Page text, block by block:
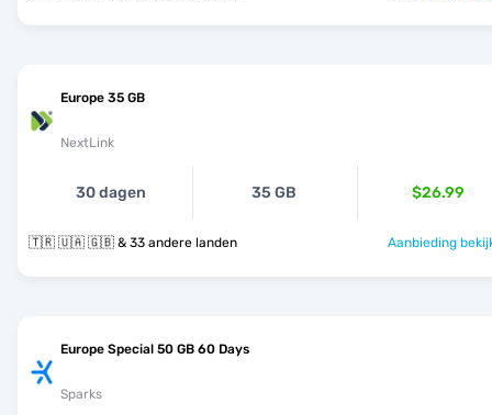
Europe 35 GB
NextLink
30 dagen 35 GB $26.99
🇹🇷 🇺🇦 🇬🇧 & 33 andere landen Aanbieding
Europe Special 50 GB 60 Days
Sparks